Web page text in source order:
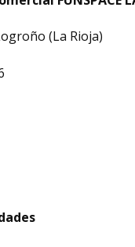
(La Rioja)